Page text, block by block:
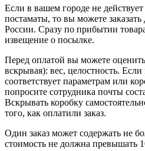
Если в вашем городе не
постаматы, то вы можете заказать
России. Сразу по прибытии
извещение о посылке.
Перед оплатой вы можете
вскрывая): вес, целостность. Если
соответствует параметрам или
попросите сотрудника почты
Вскрывать коробку
того, как оплатили заказ.
Один заказ может содержать не
стоимость не должна превышать